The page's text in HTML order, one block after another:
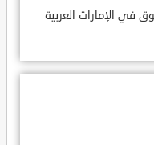
في الإمارات العربية